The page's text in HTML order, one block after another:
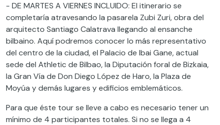
- DE MARTES A VIERNES INCLUIDO: El itinerario se
completaría atravesando la pasarela Zubi Zuri, obra del
arquitecto Santiago Calatrava llegando al ensanche
bilbaino. Aquí podremos conocer lo más representativo
del centro de la ciudad, el Palacio de Ibai Gane, actual
sede del Athletic de Bilbao, la Diputación foral de Bizkaia,
la Gran Vía de Don Diego López de Haro, la Plaza de
Moyúa y demás lugares y edificios emblemáticos.
Para que éste tour se lleve a cabo es necesario tener un
mínimo de 4 participantes totales. Si no se llega a 4